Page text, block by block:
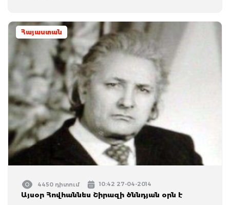
Հայաստան
4450 դիտում 10:42 27-04-2014
Այսօր Հովհաննես Շիրազի ծննդյան օրն է